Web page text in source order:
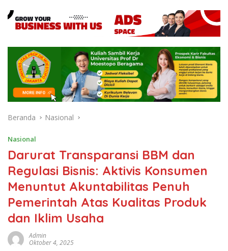
Beranda Nasional
Nasional
Darurat Transparansi BBM dan
Regulasi Bisnis: Aktivis Konsumen
Menuntut Akuntabilitas Penuh
Pemerintah Atas Kualitas Produk
dan Iklim Usaha
Admin
Oktober 4, 2025